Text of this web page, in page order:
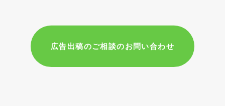
広告出稿のご相談のお問い合わせ